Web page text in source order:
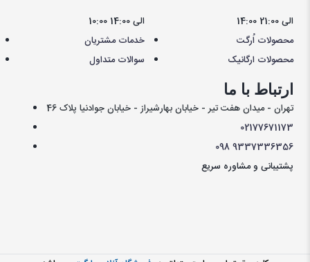
10:00 الی 14:00
14:00 الی 21:00
خدمات مشتریان
سوالات متداول
محصولات اُرگت
محصولات ارگانیک
ارتباط با ما
تهران - میدان هفت تیر - خیابان بهارشیراز - خیابان جوادنیا پلاک 46
02177671173
0989337336356
پشتیبانی و مشاوره سریع